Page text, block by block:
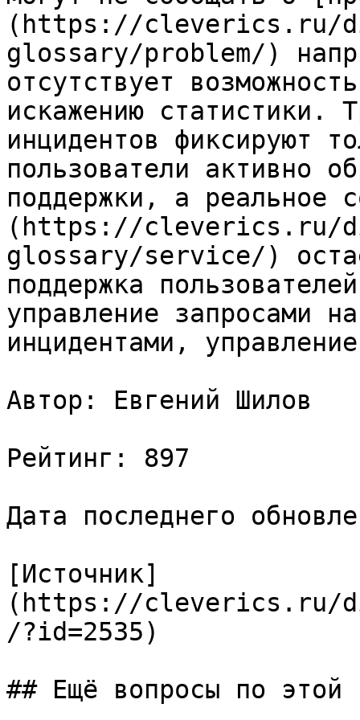
(https://cleverics.ru/
glossary/problem/)
отсутствует
искажению статистики.
инцидентов фиксируют
пользователи активно
поддержки, а реальное
(https://cleverics.ru/
glossary/service/)
поддержка
управление запросами
инцидентами,
Автор: Евгений Шилов
Рейтинг: 897
Дата последнего
[Источник]
(https://cleverics.ru/
/?id=2535)
## Ещё вопросы по этой